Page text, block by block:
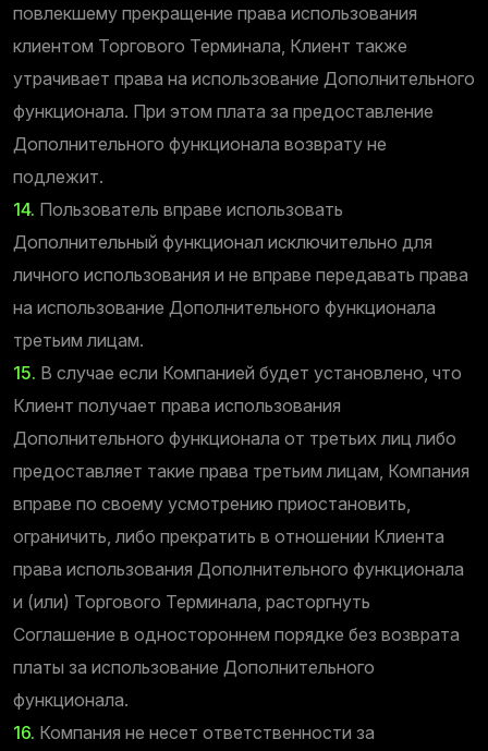
повлекшему прекращение права использования
клиентом Торгового Терминала, Клиент также
утрачивает права на использование Дополнительного
функционала. При этом плата за предоставление
Дополнительного функционала возврату не
подлежит.
14. Пользователь вправе использовать
Дополнительный функционал исключительно для
личного использования и не вправе передавать права
на использование Дополнительного функционала
третьим лицам.
15. В случае если Компанией будет установлено, что
Клиент получает права использования
Дополнительного функционала от третьих лиц либо
предоставляет такие права третьим лицам, Компания
вправе по своему усмотрению приостановить,
ограничить, либо прекратить в отношении Клиента
права использования Дополнительного функционала
и (или) Торгового Терминала, расторгнуть
Соглашение в одностороннем порядке без возврата
платы за использование Дополнительного
функционала.
16. Компания не несет ответственности за